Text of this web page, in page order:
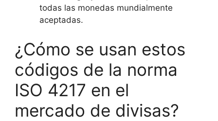
todas las monedas mundialmente
aceptadas.
¿Cómo se usan estos
códigos de la norma
ISO 4217 en el
mercado de divisas?